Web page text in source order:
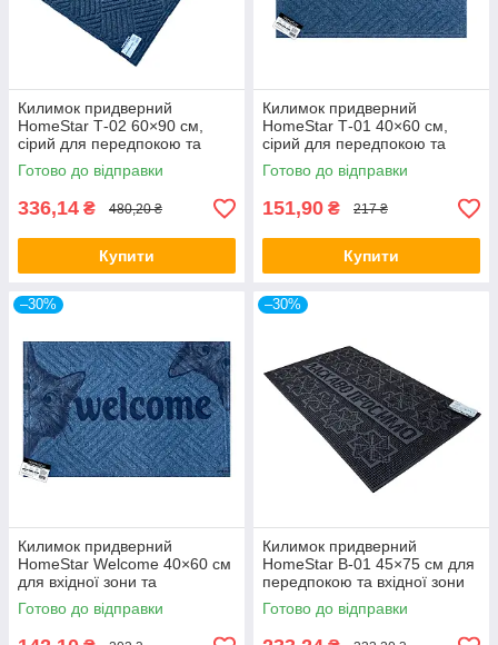
Килимок придверний
HomeStar Т-02 60×90 см,
сірий для передпокою та
вхідної зони
Готово до відправки
336,14 ₴ 480,20 ₴
Купити
Килимок придверний
HomeStar Т-01 40×60 см,
сірий для передпокою та
вхідної зони
Готово до відправки
151,90 ₴ 217 ₴
Купити
–30%
Килимок придверний
HomeStar Welcome 40×60 см
для вхідної зони та
передпокою
Готово до відправки
–30%
Килимок придверний
HomeStar В-01 45×75 см для
передпокою та вхідної зони
Готово до відправки